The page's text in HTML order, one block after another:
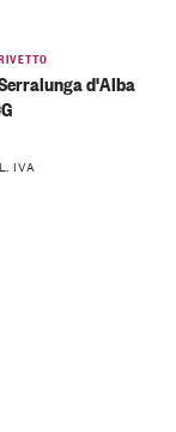
d'Alba
IVA